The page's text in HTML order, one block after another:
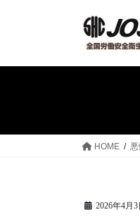
HOME
2026年4月3